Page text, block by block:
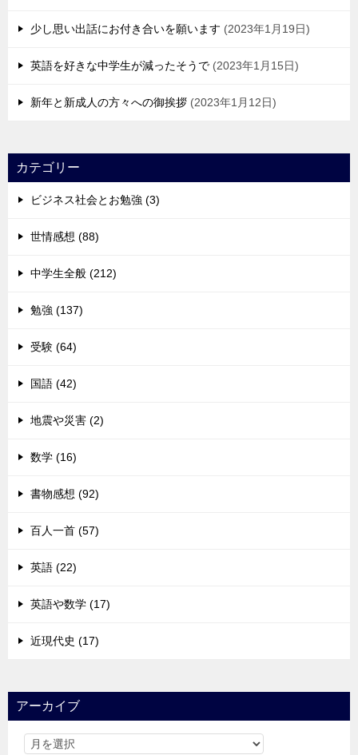
少し思い出話にお付き合いを願います 2023年1月19日
英語を好きな中学生が減ったそうで 2023年1月15日
新年と新成人の方々への御挨拶 2023年1月12日
カテゴリー
ビジネス社会とお勉強 (3)
世情感想 (88)
中学生全般 (212)
勉強 (137)
受験 (64)
国語 (42)
地震や災害 (2)
数学 (16)
書物感想 (92)
百人一首 (57)
英語 (22)
英語や数学 (17)
近現代史 (17)
アーカイブ